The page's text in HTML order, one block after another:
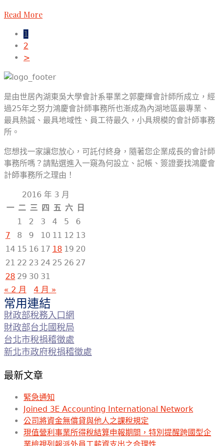
Read More
1
2
>
是由世居內湖東吳大學會計系畢業之郭慶輝會計師所成立，經
過25年之努力鴻慶會計師事務所也漸成為內湖地區最專業、
最具熱誠、最具地域性、員工待最久，小具規模的會計師事務
所。
您想找一家讓您放心，可託付終身，隨著您企業成長的會計師
事務所嗎？請點選進入一窺為何設立、記帳、簽證要找鴻慶會
計師事務所之理由！
2016 年 3 月
一 二 三 四 五 六
日
1
2 3 4 5
6
7
8 9 10 11 12 13
14 15 16 17 18 19 20
21 22 23 24 25 26 27
28 29 30 31
« 2 月
4 月 »
常用連結
財政部稅務入口網
財政部台北國稅局
台北市稅捐稽徵處
新北市政府稅捐稽徵處
最新文章
緊急通知
Joined 3E Accounting International Network
公司將資金無償貸與他人之課稅規定
現值營利事業所得稅結算申報期間，特別提醒跨國型企